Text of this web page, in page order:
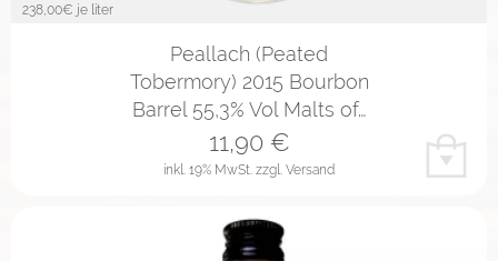
238,00€ je liter
Peallach (Peated
Tobermory) 2015 Bourbon
Barrel 55,3% Vol Malts of…
inkl. 19% MwSt. zzgl. Versand
11,90€